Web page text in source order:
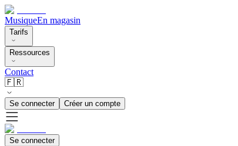
MusiqueEn magasin
Tarifs
Ressources
Contact
🇫🇷
Se connecter Créer un compte
Se connecter